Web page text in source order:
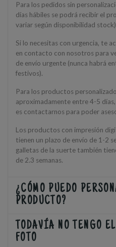
Para los pedidos sin
días hábiles se podrá recibir el
variar según disponibilidad
Si lo necesitas con urgencia, te
en contacto con nosotros para
de envío urgente (nunca habrá
festivos).
Para los productos
aproximadamente entre 4-5
es contactarnos para poder
Los productos con impresión
tienen un plazo de envío de 1-2
galletas de la suerte también
de 2.3 semanas.
¿CÓMO PUEDO
PRODUCTO?
TODAVÍA NO TENGO
FOTO